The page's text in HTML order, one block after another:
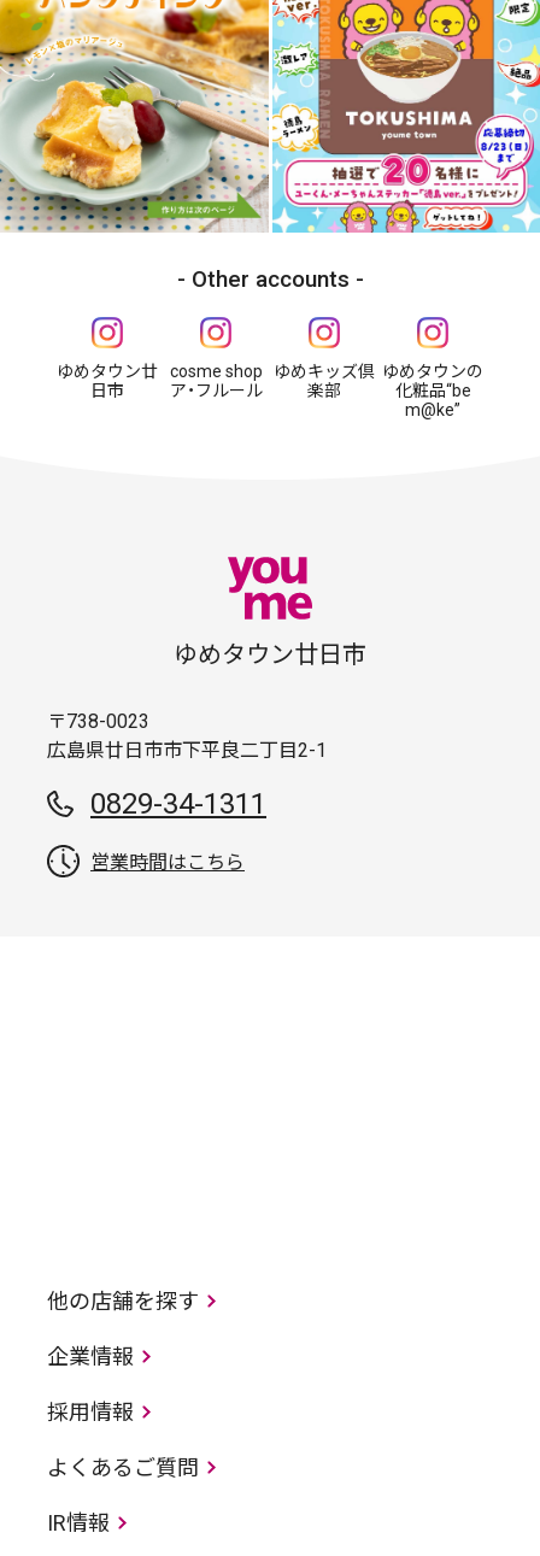
Other accounts
ゆめタウン廿
日市
cosme shop
ア・フルール
ゆめキッズ倶
楽部
ゆめタウンの
化粧品“be
m@ke”
ゆめタウン廿日市
〒738-0023
広島県廿日市市下平良二丁目2-1
0829-34-1311
営業時間はこちら
他の店舗を探す
企業情報
採用情報
よくあるご質問
IR情報